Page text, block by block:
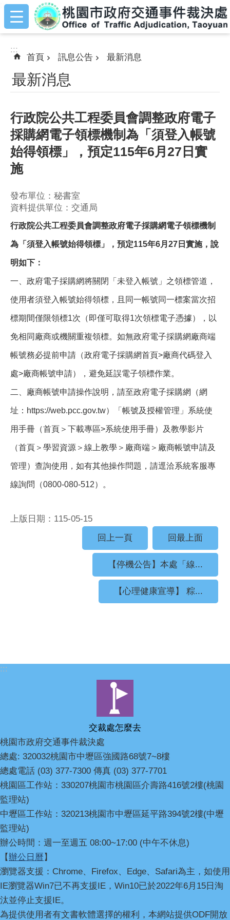
跳到主要內容區塊
:::
:::
首頁 訊息公告 最新消息
最新消息
行政院公共工程委員會調整政府電子
採購網電子領標機制為「須登入帳號
始得領標」，預定115年6月27日實
施
發布單位：秘書室
資料提供單位：交通局
行政院公共工程委員會調整政府電子採購網電子領標機制
為「須登入帳號始得領標」，預定115年6月27日實施，說
明如下：
一、政府電子採購網將關閉「未登入帳號」之領標管道，
使用者須登入帳號始得領標，且同一帳號同一標案當次招
標期間僅限領標1次（即僅可取得1次領標電子憑據），以
免相同廠商或機關重複領標。如無政府電子採購網廠商端
帳號務必提前申請（政府電子採購網首頁>廠商代碼登入
處>廠商帳號申請），避免延誤電子領標作業。
二、廠商帳號申請操作說明，請至政府電子採購網（網
址：https://web.pcc.gov.tw）「帳號及授權管理」系統使
用手冊（首頁＞下載專區>系統使用手冊）及教學影片
（首頁＞學習資源＞線上教學＞廠商端＞廠商帳號申請及
管理）查詢使用，如有其他操作問題，請逕洽系統客服專
線詢問（0800-080-512）。
上版日期：115-05-15
回上一頁
回最上面
【停機公告】本處「線...
【心理健康宣導】 粽...
:::
交裁處怎麼去
桃園市政府交通事件裁決處
總處: 320032桃園市中壢區強國路68號7~8樓
總處電話 (03) 377-7300 傳真 (03) 377-7701
桃園區工作站：330207桃園市桃園區介壽路416號2樓(桃園
監理站)
中壢區工作站：320213桃園市中壢區延平路394號2樓(中壢
監理站)
辦公時間：週一至週五 08:00~17:00 (中午不休息)
【辦公日曆 】
瀏覽器支援：Chrome、Firefox、Edge、Safari為主，如使用
IE瀏覽器Win7已不再支援IE，Win10已於2022年6月15日淘
汰並停止支援IE。
為提供使用者有文書軟體選擇的權利，本網站提供ODF開放